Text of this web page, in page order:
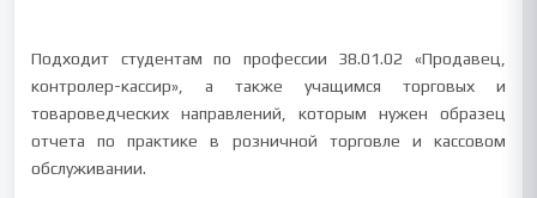
Подходит студентам по профессии 38.01.02 «Продавец,
контролер-кассир», а также учащимся торговых и
товароведческих направлений, которым нужен образец
отчета по практике в розничной торговле и кассовом
обслуживании.